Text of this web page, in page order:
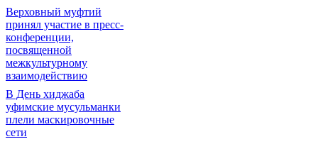
Верховный муфтий
принял участие в пресс-
конференции,
посвященной
межкультурному
взаимодействию
В День хиджаба
уфимские мусульманки
плели маскировочные
сети